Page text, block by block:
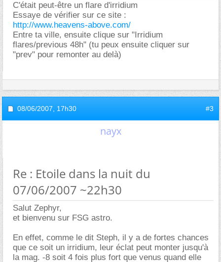
C'était peut-être un flare d'irridium
Essaye de vérifier sur ce site :
http://www.heavens-above.com/
Entre ta ville, ensuite clique sur "Irridium
flares/previous 48h" (tu peux ensuite cliquer sur
"prev" pour remonter au delà)
08/06/2007, 17h30 #3
nayx
Re : Etoile dans la nuit du
07/06/2007 ~22h30
Salut Zephyr,
et bienvenu sur FSG astro.
En effet, comme le dit Steph, il y a de fortes chances
que ce soit un irridium, leur éclat peut monter jusqu'à
la mag. -8 soit 4 fois plus fort que venus quand elle